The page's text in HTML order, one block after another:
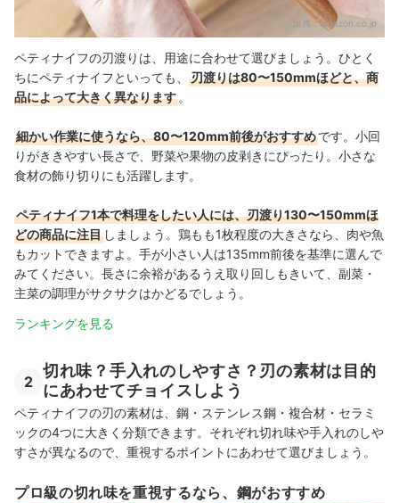
出典：amazon.co.jp
ペティナイフの刃渡りは、用途に合わせて選びましょう。ひとく
ちにペティナイフといっても、
刃渡りは80〜150mmほどと、商
品によって大きく異なります 。
細かい作業に使うなら、80〜120mm前後がおすすめです。小回
りがききやすい長さで、野菜や果物の皮剥きにぴったり。 小さな
食材の飾り切りにも活躍します。
ペティナイフ1本で料理をしたい人には、刃渡り130〜150mmほ
どの商品に注目 しましょう。鶏もも1枚程度の大きさなら、肉や魚
もカットできますよ。 手が小さい人は135mm前後を基準に選んで
みてください。長さに余裕があるうえ取り回しもきいて、 副菜・
主菜の調理がサクサクはかどるでしょう 。
ランキングを見る
2
切れ味？手入れのしやすさ？刃の素材は目的
にあわせてチョイスしよう
ペティナイフの刃の素材は、鋼・ステンレス鋼・複合材・セラミ
ックの4つに大きく分類できます。それぞれ切れ味や手入れのしや
すさが異なるので、重視するポイントにあわせて選びましょう。
プロ級の切れ味を重視するなら、鋼がおすすめ